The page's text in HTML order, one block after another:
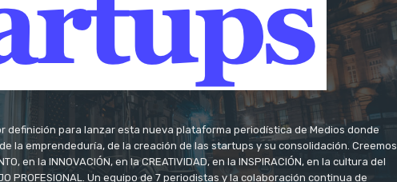
definición para lanzar esta nueva plataforma periodística de Medios donde
la emprendeduría, de la creación de las startups y su consolidación. Creemos
en la INNOVACIÓN, en la CREATIVIDAD, en la INSPIRACIÓN, en la cultura del
PROFESIONAL. Un equipo de 7 periodistas y la colaboración continua de